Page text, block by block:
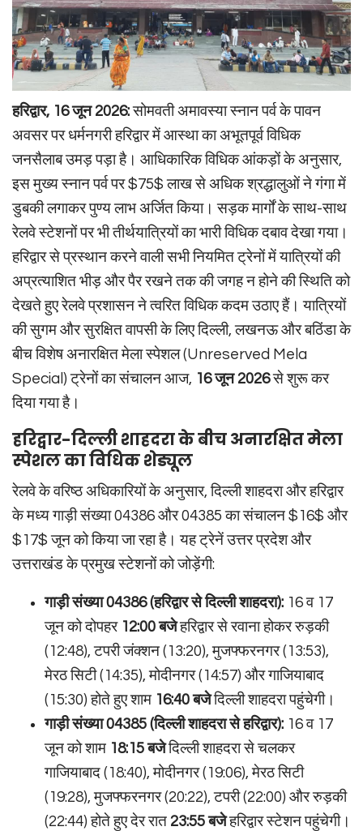
हरिद्वार, 16 जून 2026:सोमवती अमावस्या स्नान पर्व के पावन
अवसर पर धर्मनगरी हरिद्वार में आस्था का अभूतपूर्व विधिक
जनसैलाब उमड़ पड़ा है। आधिकारिक विधिक आंकड़ों के अनुसार,
इस मुख्य स्नान पर्व पर$75$ लाख से अधिक श्रद्धालुओं ने गंगा में
डुबकी लगाकर पुण्य लाभ अर्जित किया। सड़क मार्गों के साथ-साथ
रेलवे स्टेशनों पर भी तीर्थयात्रियों का भारी विधिक दबाव देखा गया।
हरिद्वार से प्रस्थान करने वाली सभी नियमित ट्रेनों में यात्रियों की
अप्रत्याशित भीड़ और पैर रखने तक की जगह न होने की स्थिति को
देखते हुए रेलवे प्रशासन ने त्वरित विधिक कदम उठाए हैं। यात्रियों
की सुगम और सुरक्षित वापसी के लिए दिल्ली, लखनऊ और बठिंडा के
बीच विशेष अनारक्षित मेला स्पेशल (Unreserved Mela
Special) ट्रेनों का संचालन आज, 16 जून 2026से शुरू कर
दिया गया है।
हरिद्वार-दिल्ली शाहदरा के बीच अनारक्षित मेला
स्पेशल का विधिक शेड्यूल
रेलवे के वरिष्ठ अधिकारियों के अनुसार, दिल्ली शाहदरा और हरिद्वार
के मध्य गाड़ी संख्या 04386 और 04385 का संचालन $16$ और
$17$ जून को किया जा रहा है। यह ट्रेनें उत्तर प्रदेश और
उत्तराखंड के प्रमुख स्टेशनों को जोड़ेंगी:
गाड़ी संख्या 04386 (हरिद्वार से दिल्ली शाहदरा): 16 व 17
जून को दोपहर 12:00 बजेहरिद्वार से रवाना होकर रुड़की
(12:48), टपरी जंक्शन (13:20), मुजफ्फरनगर (13:53),
मेरठ सिटी (14:35), मोदीनगर (14:57) और गाजियाबाद
(15:30) होते हुए शाम 16:40 बजेदिल्ली शाहदरा पहुंचेगी।
गाड़ी संख्या 04385 (दिल्ली शाहदरा से हरिद्वार): 16 व 17
जून को शाम 18:15 बजेदिल्ली शाहदरा से चलकर
गाजियाबाद (18:40), मोदीनगर (19:06), मेरठ सिटी
(19:28), मुजफ्फरनगर (20:22), टपरी (22:00) और रुड़की
(22:44) होते हुए देर रात 23:55 बजेहरिद्वार स्टेशन पहुंचेगी।